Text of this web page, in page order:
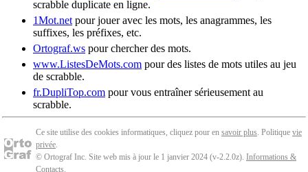
scrabble duplicate en ligne.
1Mot.net pour jouer avec les mots, les anagrammes, les
suffixes, les préfixes, etc.
Ortograf.ws pour chercher des mots.
www.ListesDeMots.com pour des listes de mots utiles au jeu
de scrabble.
fr.DupliTop.com pour vous entraîner sérieusement au
scrabble.
Ce site utilise des cookies informatiques, cliquez pour en savoir plus. Politique vie
privée.
© Ortograf Inc. Site web mis à jour le 1 janvier 2024 (v-2.2.0z). Informations &
Contacts.